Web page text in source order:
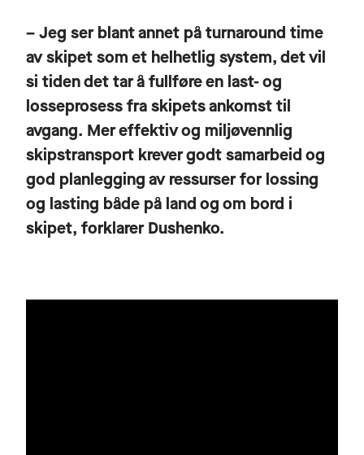
– Jeg ser blant annet på turnaround time
av skipet som et helhetlig system, det vil
si tiden det tar å fullføre en last- og
losseprosess fra skipets ankomst til
avgang. Mer effektiv og miljøvennlig
skipstransport krever godt samarbeid og
god planlegging av ressurser for lossing
og lasting både på land og om bord i
skipet, forklarer Dushenko.